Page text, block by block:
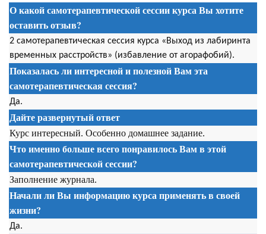
О какой самотерапевтической сессии курса Вы хотите
оставить отзыв?
2 самотерапевтическая сессия курса «Выход из лабиринта
временных расстройств» (избавление от агорафобий).
Показалась ли интересной и полезной Вам эта
самотерапевтическая сессия?
Да.
Дайте развернутый ответ
Курс интересный. Особенно домашнее задание.
Что именно больше всего понравилось Вам в этой
самотерапевтической сессии?
Заполнение журнала.
Начали ли Вы информацию курса применять в своей
жизни?
Да.